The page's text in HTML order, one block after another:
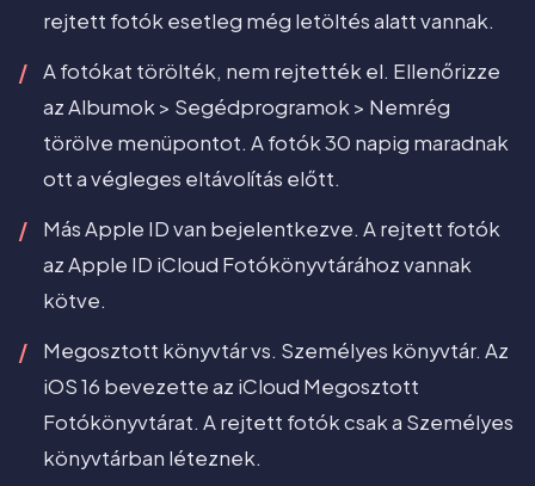
rejtett fotók esetleg még letöltés alatt vannak.
A fotókat törölték, nem rejtették el. Ellenőrizze
az Albumok > Segédprogramok > Nemrég
törölve menüpontot. A fotók 30 napig maradnak
ott a végleges eltávolítás előtt.
Más Apple ID van bejelentkezve. A rejtett fotók
az Apple ID iCloud Fotókönyvtárához vannak
kötve.
Megosztott könyvtár vs. Személyes könyvtár. Az
iOS 16 bevezette az iCloud Megosztott
Fotókönyvtárat. A rejtett fotók csak a Személyes
könyvtárban léteznek.